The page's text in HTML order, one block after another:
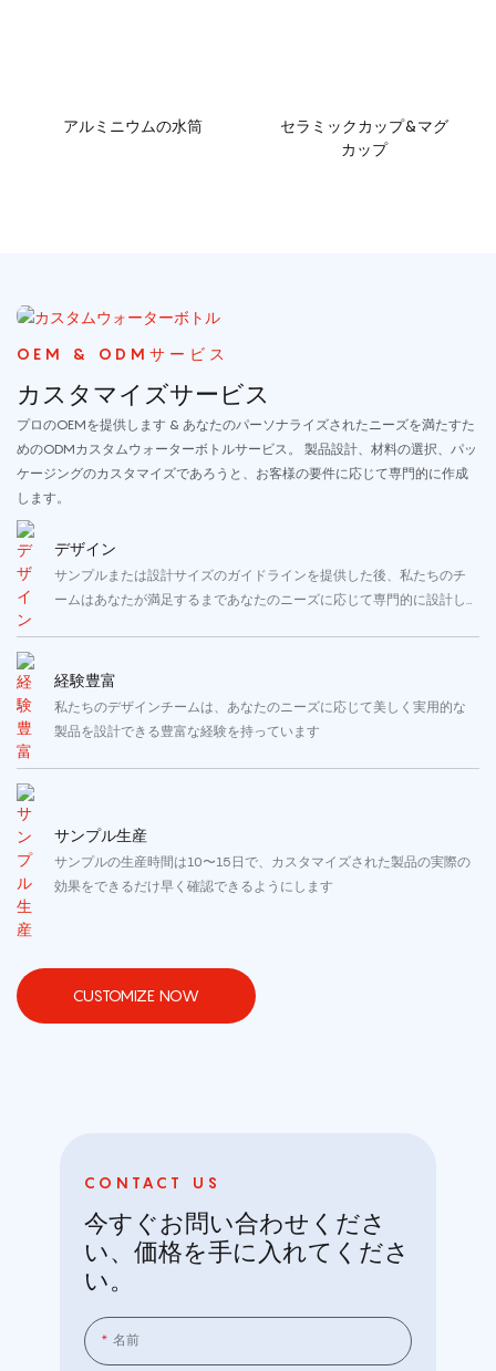
アルミニウムの水筒
セラミックカップ&マグ
カップ
OEM & ODMサービス
カスタマイズサービス
プロのOEMを提供します & あなたのパーソナライズされたニーズを満たすた
めのODMカスタムウォーターボトルサービス。 製品設計、材料の選択、パッ
ケージングのカスタマイズであろうと、お客様の要件に応じて専門的に作成
します。
デザイン
サンプルまたは設計サイズのガイドラインを提供した後、私たちのチ
ームはあなたが満足するまであなたのニーズに応じて専門的に設計し
経験豊富
私たちのデザインチームは、あなたのニーズに応じて美しく実用的な
製品を設計できる豊富な経験を持っています
サンプル生産
サンプルの生産時間は10〜15日で、カスタマイズされた製品の実際の
効果をできるだけ早く確認できるようにします
CUSTOMIZE NOW
CONTACT US
今すぐお問い合わせくださ
い、価格を手に入れてくださ
い。
名前